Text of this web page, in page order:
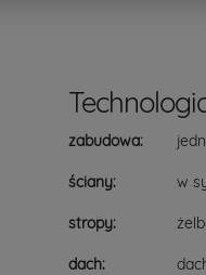
zabudowa:
ściany: w
stropy:
dach: